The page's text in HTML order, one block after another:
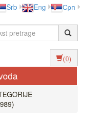
Srb Eng Срп
(0)